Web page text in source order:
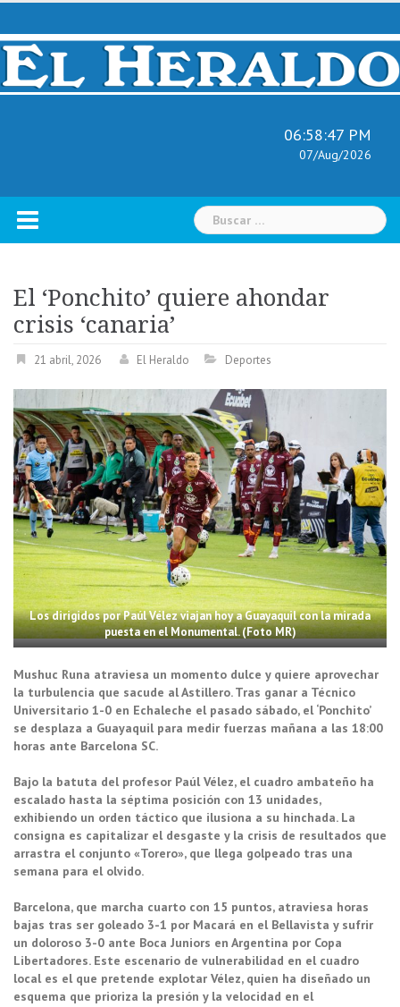
Skip
content
06:58:48 PM
07/Aug/2026
Buscar:
El ‘Ponchito’ quiere ahondar
crisis ‘canaria’
21 abril, 2026 El Heraldo Deportes
Los dirigidos por Paúl Vélez viajan hoy a Guayaquil con la mirada
puesta en el Monumental. (Foto MR)
Mushuc Runa atraviesa un momento dulce y quiere aprovechar
la turbulencia que sacude al Astillero. Tras ganar a Técnico
Universitario 1-0 en Echaleche el pasado sábado, el ‘Ponchito’
se desplaza a Guayaquil para medir fuerzas mañana a las 18:00
horas ante Barcelona SC.
Bajo la batuta del profesor Paúl Vélez, el cuadro ambateño ha
escalado hasta la séptima posición con 13 unidades,
exhibiendo un orden táctico que ilusiona a su hinchada. La
consigna es capitalizar el desgaste y la crisis de resultados que
arrastra el conjunto «Torero», que llega golpeado tras una
semana para el olvido.
Barcelona, que marcha cuarto con 15 puntos, atraviesa horas
bajas tras ser goleado 3-1 por Macará en el Bellavista y sufrir
un doloroso 3-0 ante Boca Juniors en Argentina por Copa
Libertadores. Este escenario de vulnerabilidad en el cuadro
local es el que pretende explotar Vélez, quien ha diseñado un
esquema que prioriza la presión y la velocidad en el